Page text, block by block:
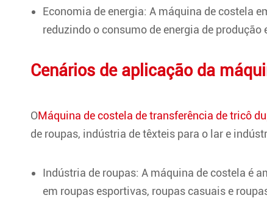
Economia de energia: A máquina de costela
reduzindo o consumo de energia de produção
Cenários de aplicação da
OMáquina de costela de transferência de tricô
de roupas, indústria de têxteis para o lar e
Indústria de roupas: A máquina de costela é
em roupas esportivas, roupas casuais e